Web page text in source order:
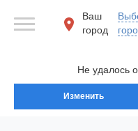
Не удалось
Изменить
Ваш
город